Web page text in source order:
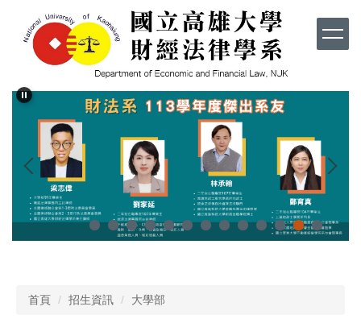
容
首頁 招生資訊 大學部